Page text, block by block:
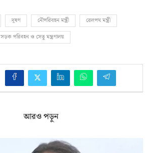
দূষণ নৌপরিবহন মন্ত্রী
রেলপথ মন্ত্রী
সড়ক পরিবহন ও সেতু মন্ত্রণালয়
আরও পড়ুন